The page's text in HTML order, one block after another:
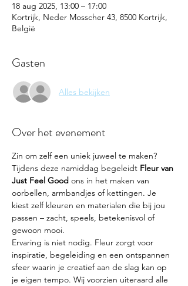
18 aug 2025, 13:00 – 17:00
Kortrijk, Neder Mosscher 43, 8500 Kortrijk,
België
Gasten
Alles bekijken
Over het evenement
Zin om zelf een uniek juweel te maken?
Tijdens deze namiddag begeleidt Fleur van
Just Feel Good ons in het maken van
oorbellen, armbandjes of kettingen. Je
kiest zelf kleuren en materialen die bij jou
passen – zacht, speels, betekenisvol of
gewoon mooi.
Ervaring is niet nodig. Fleur zorgt voor
inspiratie, begeleiding en een ontspannen
sfeer waarin je creatief aan de slag kan op
je eigen tempo. Wij voorzien uiteraard alle